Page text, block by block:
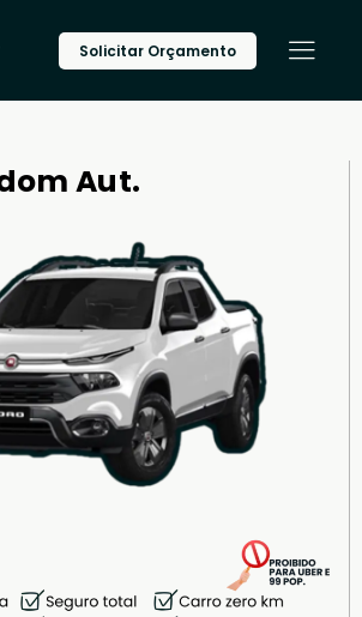
Solicitar Orçamento
Aut.